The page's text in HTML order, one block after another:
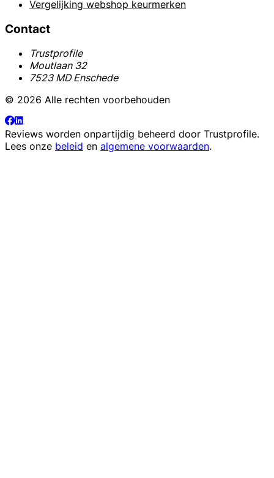
Vergelijking webshop keurmerken
Contact
Trustprofile
Moutlaan 32
7523 MD Enschede
© 2026 Alle rechten voorbehouden
Reviews worden onpartijdig beheerd door Trustprofile.
Lees onze beleid en algemene voorwaarden.